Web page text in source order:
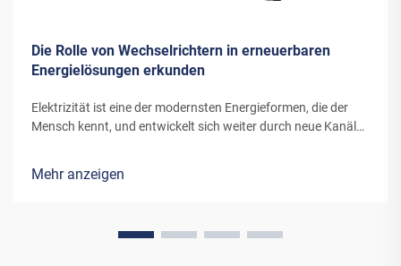
Die Rolle von Wechselrichtern in erneuerbaren
Energielösungen erkunden
Elektrizität ist eine der modernsten Energieformen, die der
Mensch kennt, und entwickelt sich weiter durch neue Kanäle
Ausrüstung...
Mehr anzeigen